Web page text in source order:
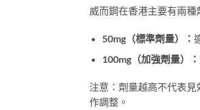
威而鋼在香港主要有兩種
50mg（標準劑量）：
100mg（加強劑量）：
注意：劑量越高不代表
作調整。